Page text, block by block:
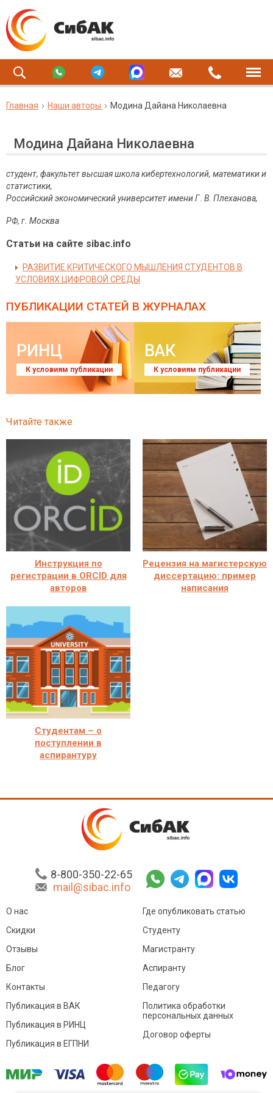
Главная Наши авторы Модина Дайана Николаевна
Модина Дайана Николаевна
студент, факультет высшая школа кибертехнологий, математики и
статистики,
РоссийскийэкономическийуниверситетимениГ. В. Плеханова,
РФ, г. Москва
Статьи на сайте sibac.info
РАЗВИТИЕ КРИТИЧЕСКОГО МЫШЛЕНИЯ СТУДЕНТОВ В
УСЛОВИЯХ ЦИФРОВОЙ СРЕДЫ
ПУБЛИКАЦИИ СТАТЕЙ В ЖУРНАЛАХ
РИНЦ
К условиям публикации
ВАК
К условиям публикации
Читайте также
Инструкция по
регистрации в ORCID для
авторов
Рецензия на магистерскую
диссертацию: пример
написания
Студентам – о
поступлении в
аспирантуру
8-800-350-22-65
mail@sibac.info
О нас
Скидки
Отзывы
Блог
Контакты
Где опубликовать статью
Студенту
Магистранту
Аспиранту
Педагогу
Публикация в ВАК
Публикация в РИНЦ
Публикация в ЕГПНИ
Политика обработки
персональных данных
Договор оферты